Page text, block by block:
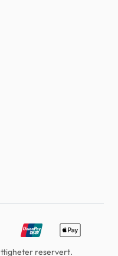
MasterCard, American
reservert.